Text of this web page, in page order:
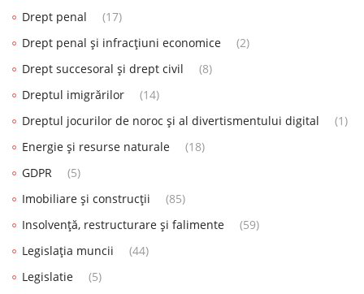
Drept penal
(17)
Drept penal și infracțiuni economice
(2)
Drept succesoral și drept civil
(8)
Dreptul imigrărilor
(14)
Dreptul jocurilor de noroc și al divertismentului digital
(1)
Energie și resurse naturale
(18)
GDPR
(5)
Imobiliare și construcții
(85)
Insolvență, restructurare și falimente
(59)
Legislația muncii
(44)
Legislatie
(5)